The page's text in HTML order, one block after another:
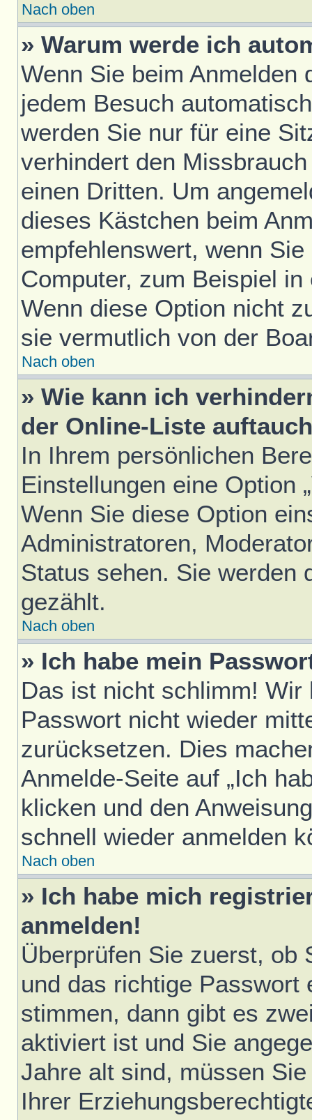
Nach oben
» Warum werde ich
Wenn Sie beim Anmelden
jedem Besuch
werden Sie nur für eine
verhindert den
einen Dritten. Um
dieses Kästchen beim
empfehlenswert, wenn
Computer, zum Beispiel
Wenn diese Option nicht
sie vermutlich von der
Nach oben
» Wie kann ich
der Online-Liste
In Ihrem persönlichen
Einstellungen eine Option
Wenn Sie diese Option
Administratoren,
Status sehen. Sie werden
gezählt.
Nach oben
» Ich habe mein
Das ist nicht schlimm!
Passwort nicht wieder
zurücksetzen. Dies
Anmelde-Seite auf „Ich
klicken und den
schnell wieder anmelden
Nach oben
» Ich habe mich
anmelden!
Überprüfen Sie zuerst, ob
und das richtige Passwort
stimmen, dann gibt es
aktiviert ist und Sie
Jahre alt sind, müssen
Ihrer